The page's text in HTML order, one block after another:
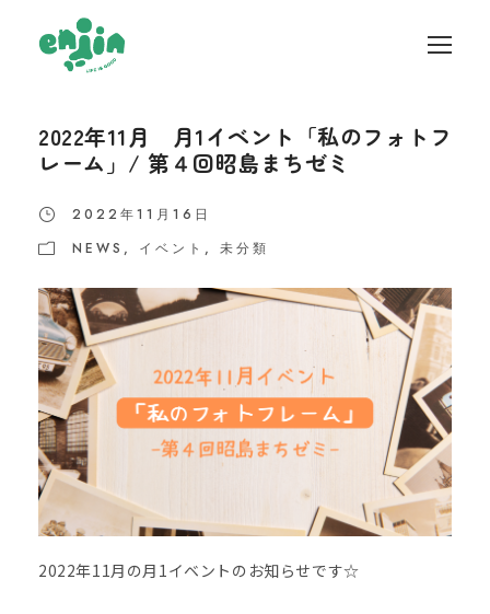
2022年11月 月1イベント「私のフォトフ
レーム」/ 第４回昭島まちゼミ
2022年11月16日
NEWS , イベント , 未分類
2022年11月の月1イベントのお知らせです☆